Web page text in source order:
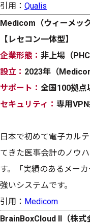
引用： Qualis
Medicom（ウィーメッ
【レセコン一体型】
企業形態： 非上場（PHC
設立： 2023年（
サポート： 全国100拠点
セキュリティ： 専用
日本で初めて電子カル
てきた医事会計のノウ
す。「実績のあるメー
強いシステムです。
引用： Medicom
BrainBoxCloud II（株式